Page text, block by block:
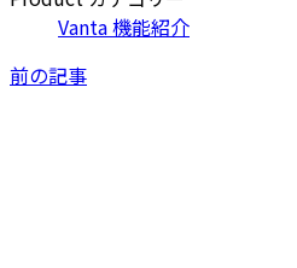
Vanta 機能紹介
前の記事